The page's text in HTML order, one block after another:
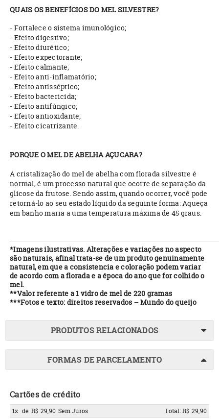
QUAIS OS BENEFÍCIOS DO MEL SILVESTRE?
- Fortalece o sistema imunológico;
- Efeito digestivo;
- Efeito diurético;
- Efeito expectorante;
- Efeito calmante;
- Efeito anti-inflamatório;
- Efeito antisséptico;
- Efeito bactericida;
- Efeito antifúngico;
- Efeito antioxidante;
- Efeito cicatrizante.
PORQUE O MEL DE ABELHA AÇUCARA?
A cristalização do mel de abelha com florada silvestre é
normal, é um processo natural que ocorre de separação da
glicose da frutose. Sendo assim, quando ocorrer, você pode
retorná-lo ao seu estado líquido da seguinte forma: Aqueça
em banho maria a uma temperatura máxima de 45 graus.
*Imagens ilustrativas. Alterações e variações no aspecto
são naturais, afinal trata-se de um produto genuinamente
natural, em que a consistencia e coloração podem variar
de acordo com a florada e a época do ano que for colhido o
mel.
**Valor referente a 1 vidro de mel de 220 gramas
***Fotos e texto: direitos reservados – Mundo do queijo
PRODUTOS RELACIONADOS
FORMAS DE PARCELAMENTO
Cartões de crédito
1x de R$ 29,90 Sem Juros
Total: R$ 29,90